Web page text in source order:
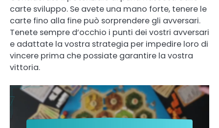
carte sviluppo. Se avete una mano forte, tenere le
carte fino alla fine può sorprendere gli avversari.
Tenete sempre d’occhio i punti dei vostri avversari
e adattate la vostra strategia per impedire loro di
vincere prima che possiate garantire la vostra
vittoria.